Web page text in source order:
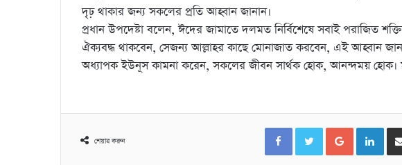
দৃঢ় থাকার জন্য সকলের প্রতি আহ্বান জানান।
প্রধান উপদেষ্টা বলেন, ঈদের জামাতে দলমত নির্বিশেষে সবাই পরাজিত
ঐক্যবদ্ধ থাকবেন, সেজন্য আল্লাহর কাছে মোনাজাত করবেন, এই আহ্বান
অধ্যাপক ইউনূস কামনা করেন, সকলের জীবন সার্থক হোক, আনন্দময় হোক।
শেয়ার করুন
FacebookTwitterGoogle+